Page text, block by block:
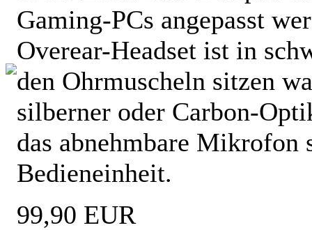
Gaming-PCs angepasst
Overear-Headset ist in
den Ohrmuscheln sitzen
silberner oder Carbon-
das abnehmbare
Bedieneinheit.
99,90 EUR